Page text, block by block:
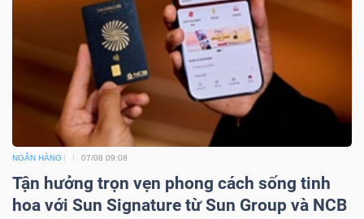
NGÂN HÀNG 07/08 09:08
Tận hưởng trọn vẹn phong cách sống tinh
hoa với Sun Signature từ Sun Group và NCB